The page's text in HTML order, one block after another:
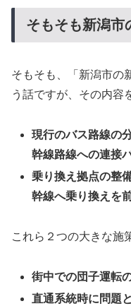
そもそも新潟市
そもそも、「新潟市の
う話ですが、その内容
現行のバス路線の
幹線路線への連接
乗り換え拠点の整
幹線へ乗り換えを
これら２つの大きな施
街中での団子運転
直通系統時に問題